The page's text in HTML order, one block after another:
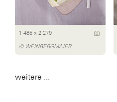
1 485 x 2 279
© WEINBERGMAIER
weitere ...